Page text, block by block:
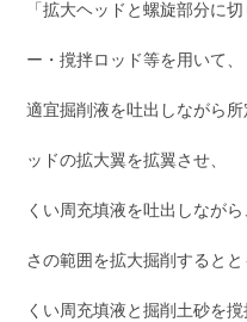
「拡大ヘッドと螺旋部分に
ー・撹拌ロッド等を用いて、
適宜掘削液を吐出しながら
ッドの拡大翼を拡翼させ、
くい周充填液を吐出しなが
さの範囲を拡大掘削するとと
くい周充填液と掘削土砂を